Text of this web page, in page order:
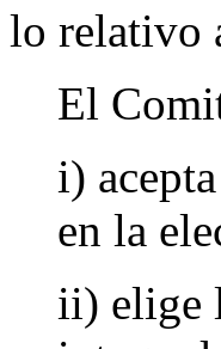
lo relativo
El
i)
en la
ii) elige